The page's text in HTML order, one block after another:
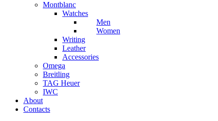
Montblanc
Watches
Men
Women
Writing
Leather
Accessories
Omega
Breitling
TAG Heuer
IWC
About
Contacts